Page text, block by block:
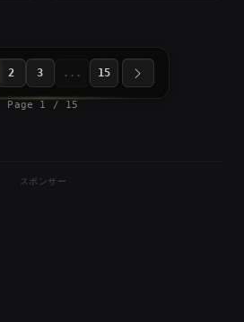
2 3 ... 15
Page 1 / 15
スポンサー